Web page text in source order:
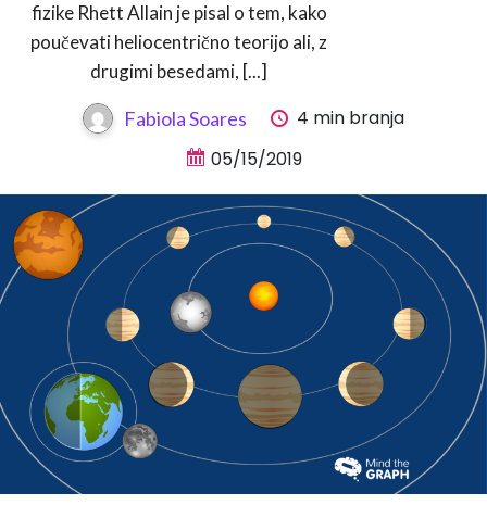
fizike Rhett Allain je pisal o tem, kako
poučevati heliocentrično teorijo ali, z
drugimi besedami, [...]
Fabiola Soares
4 min branja
05/15/2019